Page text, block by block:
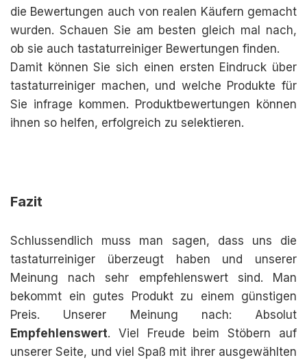
die Bewertungen auch von realen Käufern gemacht
wurden. Schauen Sie am besten gleich mal nach,
ob sie auch tastaturreiniger Bewertungen finden.
Damit können Sie sich einen ersten Eindruck über
tastaturreiniger machen, und welche Produkte für
Sie infrage kommen. Produktbewertungen können
ihnen so helfen, erfolgreich zu selektieren.
Fazit
Schlussendlich muss man sagen, dass uns die
tastaturreiniger überzeugt haben und unserer
Meinung nach sehr empfehlenswert sind. Man
bekommt ein gutes Produkt zu einem günstigen
Preis. Unserer Meinung nach: Absolut
Empfehlenswert. Viel Freude beim Stöbern auf
unserer Seite, und viel Spaß mit ihrer ausgewählten